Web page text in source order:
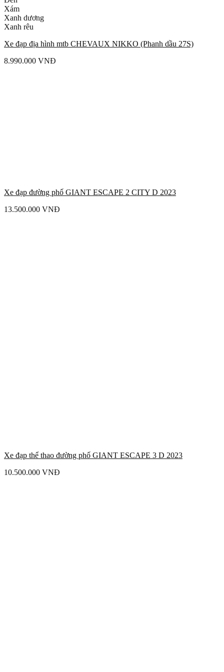
Xám
Xanh dương
Xanh rêu
Xe đạp địa hình mtb CHEVAUX NIKKO (Phanh dầu 27S)
8.990.000 VNĐ
Xe đạp đường phố GIANT ESCAPE 2 CITY D 2023
13.500.000 VNĐ
Xe đạp thể thao đường phố GIANT ESCAPE 3 D 2023
10.500.000 VNĐ